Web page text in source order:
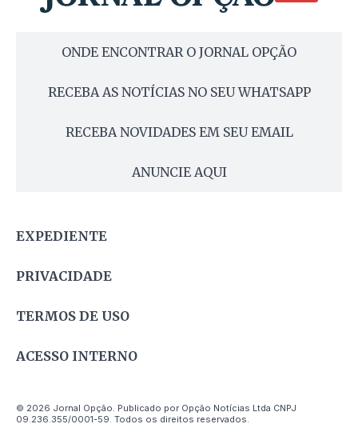
ONDE ENCONTRAR O JORNAL OPÇÃO
RECEBA AS NOTÍCIAS NO SEU WHATSAPP
RECEBA NOVIDADES EM SEU EMAIL
ANUNCIE AQUI
EXPEDIENTE
PRIVACIDADE
TERMOS DE USO
ACESSO INTERNO
© 2026 Jornal Opção. Publicado por Opção Notícias Ltda CNPJ
09.236.355/0001-59. Todos os direitos reservados.